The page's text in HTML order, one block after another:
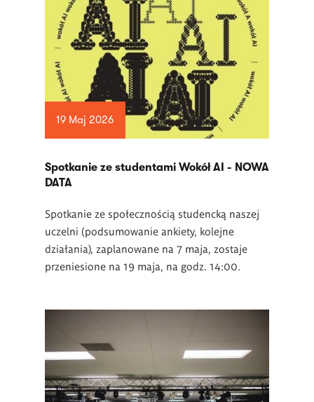
19 Maj 2026
Spotkanie ze studentami Wokół AI - NOWA
DATA
Spotkanie ze społecznością studencką naszej
uczelni (podsumowanie ankiety, kolejne
działania), zaplanowane na 7 maja, zostaje
przeniesione na 19 maja, na godz. 14:00.